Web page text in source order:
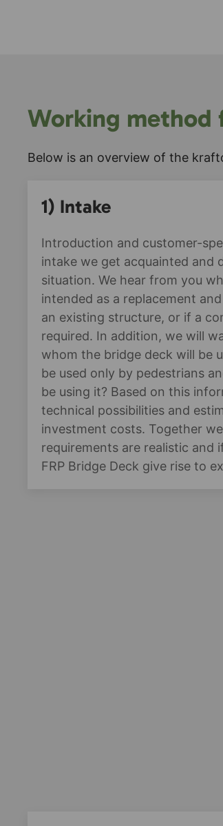
Working method
Below is an overview of the
1) Intake
Introduction and customer-
intake we get acquainted and
situation. We hear from you
intended as a replacement
an existing structure, or if a
required. In addition, we will
whom the bridge deck will be
be used only by pedestrians
be using it? Based on this
technical possibilities and
investment costs. Together
requirements are realistic
FRP Bridge Deck give rise to